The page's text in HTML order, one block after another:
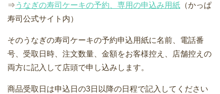
⇒ うなぎの寿司ケーキの予約、専用の申込み用紙 （かっぱ
寿司公式サイト内）
そのうなぎの寿司ケーキの予約申込用紙に名前、電話番
号、受取日時、注文数量、金額をお客様控え、店舗控えの
両方に記入して店頭で申し込みします。
商品受取日は申込日の3日以降の日程で記入してください